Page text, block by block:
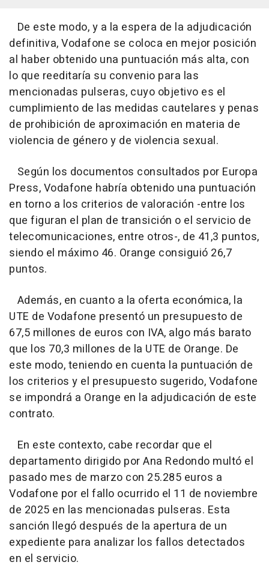
De este modo, y a la espera de la adjudicación
definitiva, Vodafone se coloca en mejor posición
al haber obtenido una puntuación más alta, con
lo que reeditaría su convenio para las
mencionadas pulseras, cuyo objetivo es el
cumplimiento de las medidas cautelares y penas
de prohibición de aproximación en materia de
violencia de género y de violencia sexual.
Según los documentos consultados por Europa
Press, Vodafone habría obtenido una puntuación
en torno a los criterios de valoración -entre los
que figuran el plan de transición o el servicio de
telecomunicaciones, entre otros-, de 41,3 puntos,
siendo el máximo 46. Orange consiguió 26,7
puntos.
Además, en cuanto a la oferta económica, la
UTE de Vodafone presentó un presupuesto de
67,5 millones de euros con IVA, algo más barato
que los 70,3 millones de la UTE de Orange. De
este modo, teniendo en cuenta la puntuación de
los criterios y el presupuesto sugerido, Vodafone
se impondrá a Orange en la adjudicación de este
contrato.
En este contexto, cabe recordar que el
departamento dirigido por Ana Redondo multó el
pasado mes de marzo con 25.285 euros a
Vodafone por el fallo ocurrido el 11 de noviembre
de 2025 en las mencionadas pulseras. Esta
sanción llegó después de la apertura de un
expediente para analizar los fallos detectados
en el servicio.